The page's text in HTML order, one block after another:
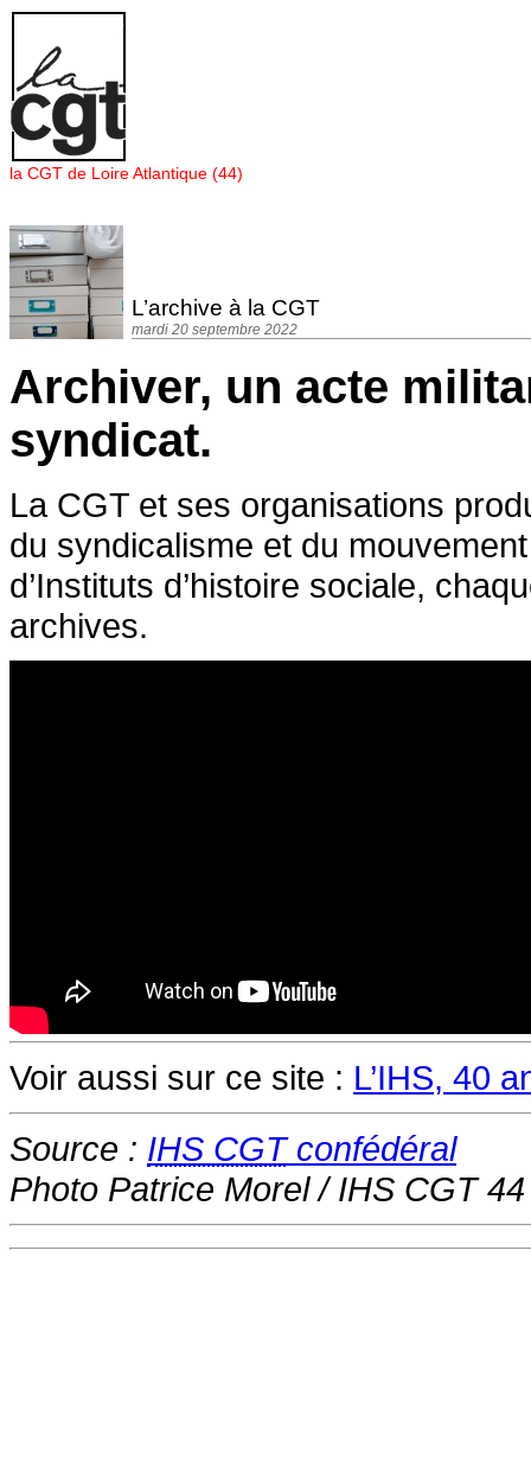
Panneau de gestion des cookies
la CGT de Loire Atlantique (44)
L’archive à la CGT
mardi 20 septembre 2022
Archiver, un acte
syndicat.
La CGT et ses organisations
du syndicalisme et du
d’Instituts d’histoire sociale,
archives.
Voir aussi sur ce site : L’IHS, 40
Source : IHS CGTconfédéral
Photo Patrice Morel / IHS CGT 44